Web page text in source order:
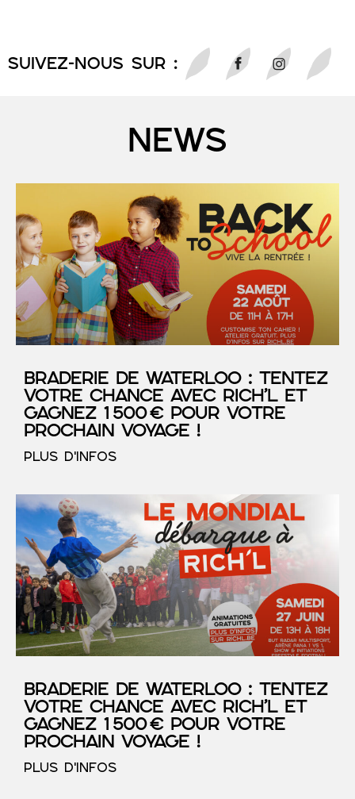
SUIVEZ-NOUS sur :
NEWS
Braderie de Waterloo : tentez
votre chance avec RICH’L et
gagnez 1 500 € pour votre
prochain voyage !
PLUS D'INFOS
Braderie de Waterloo : tentez
votre chance avec RICH’L et
gagnez 1 500 € pour votre
prochain voyage !
PLUS D'INFOS